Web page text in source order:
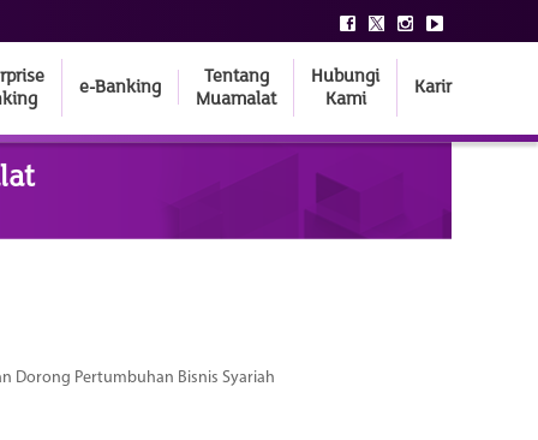
e-Banking
Tentang
Muamalat
Hubungi
Kami
Karir
Dorong Pertumbuhan Bisnis Syariah